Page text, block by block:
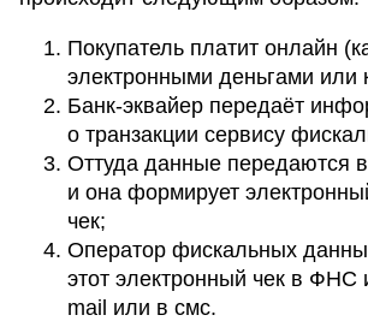
Покупатель платит онлайн
электронными деньгами или
Банк-эквайер передаёт
о транзакции сервису
Оттуда данные передаются в
и она формирует
чек;
Оператор фискальных
этот электронный чек в ФНС
mail или в смс.